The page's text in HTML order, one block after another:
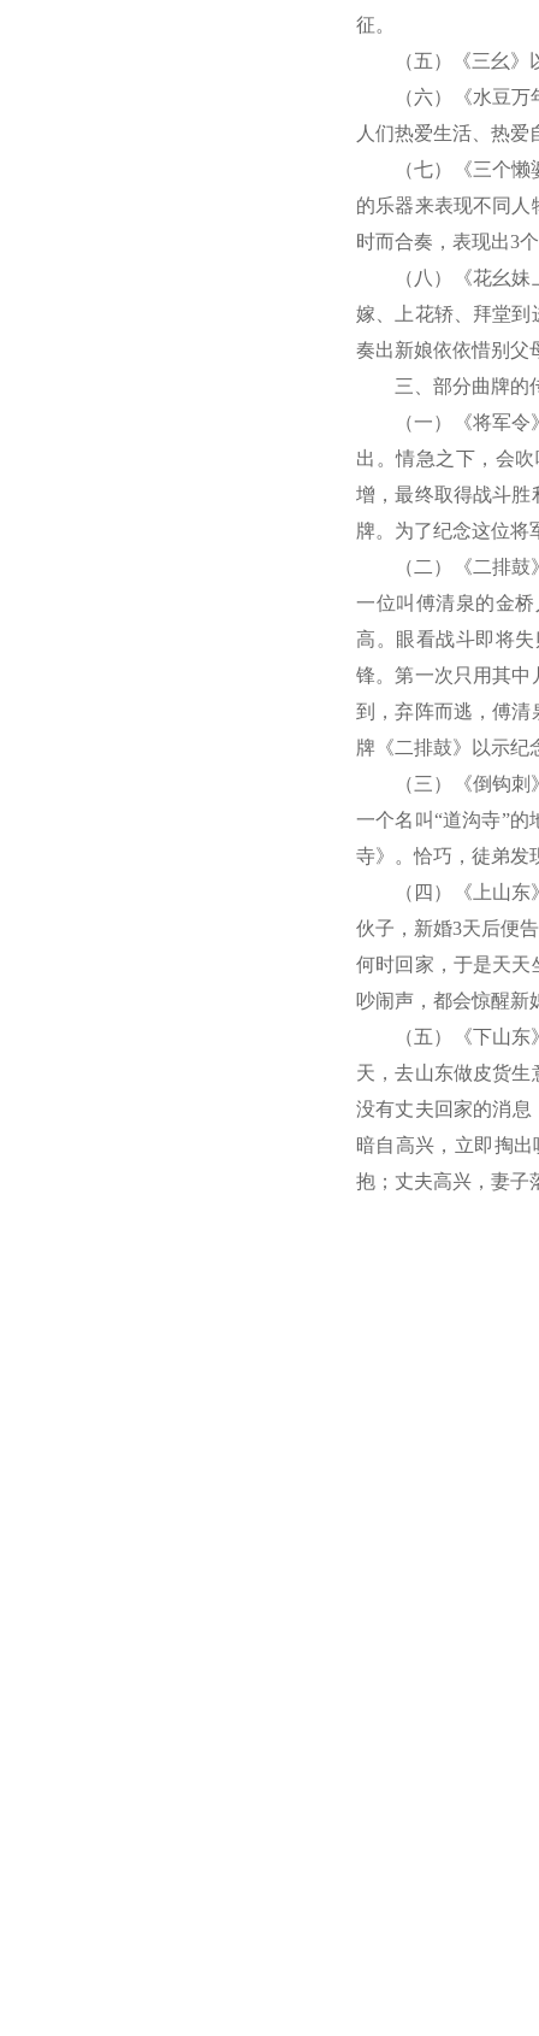
征。
（五）《三幺
（六）《水豆
人们热爱生活、热爱
（七）《三个
的乐器来表现不同
时而合奏，表现出3
（八）《花幺
嫁、上花轿、拜堂到
奏出新娘依依惜别父
三、部分曲牌的
（一）《将军
出。情急之下，会
增，最终取得战斗胜
牌。为了纪念这位将
（二）《二排
一位叫傅清泉的金
高。眼看战斗即将
锋。第一次只用其中
到，弃阵而逃，傅清
牌《二排鼓》以示纪
（三）《倒钩
一个名叫“道沟寺”
寺》。恰巧，徒弟发
（四）《上山
伙子，新婚3天后便
何时回家，于是天天
吵闹声，都会惊醒新
（五）《下山
天，去山东做皮货
没有丈夫回家的消息
暗自高兴，立即掏
抱；丈夫高兴，妻子